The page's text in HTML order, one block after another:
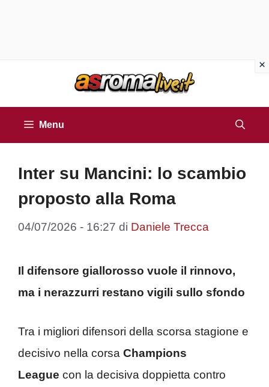
Menu
Inter su Mancini: lo scambio
proposto alla Roma
04/07/2026 - 16:27 di Daniele Trecca
Il difensore giallorosso vuole il rinnovo,
ma i nerazzurri restano vigili sullo sfondo
Tra i migliori difensori della scorsa stagione e
decisivo nella corsa Champions
League con la decisiva doppietta contro